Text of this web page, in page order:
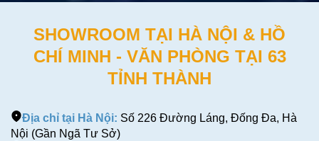
SHOWROOM TẠI HÀ NỘI & HỒ
CHÍ MINH - VĂN PHÒNG TẠI 63
TỈNH THÀNH
Địa chỉ tại Hà Nội: Số 226 Đường Láng, Đống Đa, Hà
Nội (Gần Ngã Tư Sở)